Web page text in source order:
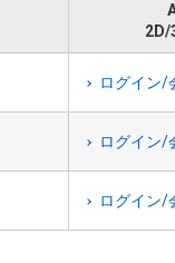
2D/
ログイン/
ログイン/
ログイン/